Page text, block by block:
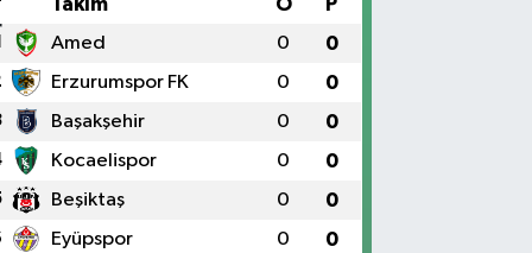
Amed 0 0
Erzurumspor FK 0 0
Başakşehir 0 0
Kocaelispor 0 0
Beşiktaş 0 0
Eyüpspor 0 0